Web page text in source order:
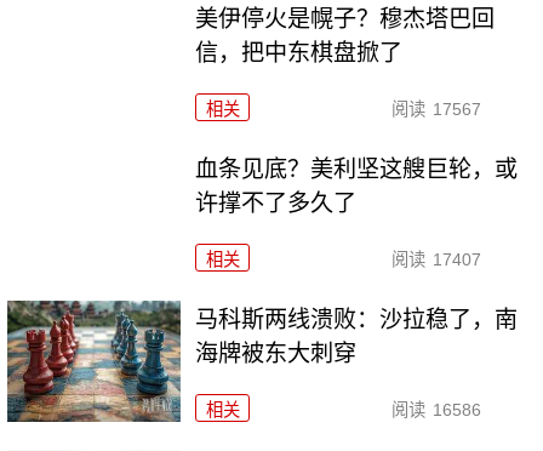
美伊停火是幌子？穆杰塔巴回
信，把中东棋盘掀了
相关 阅读 17567
血条见底？美利坚这艘巨轮，或
许撑不了多久了
相关 阅读 17407
马科斯两线溃败：沙拉稳了，南
海牌被东大刺穿
相关 阅读 16586